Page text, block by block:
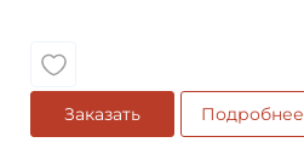
Заказать Подробнее